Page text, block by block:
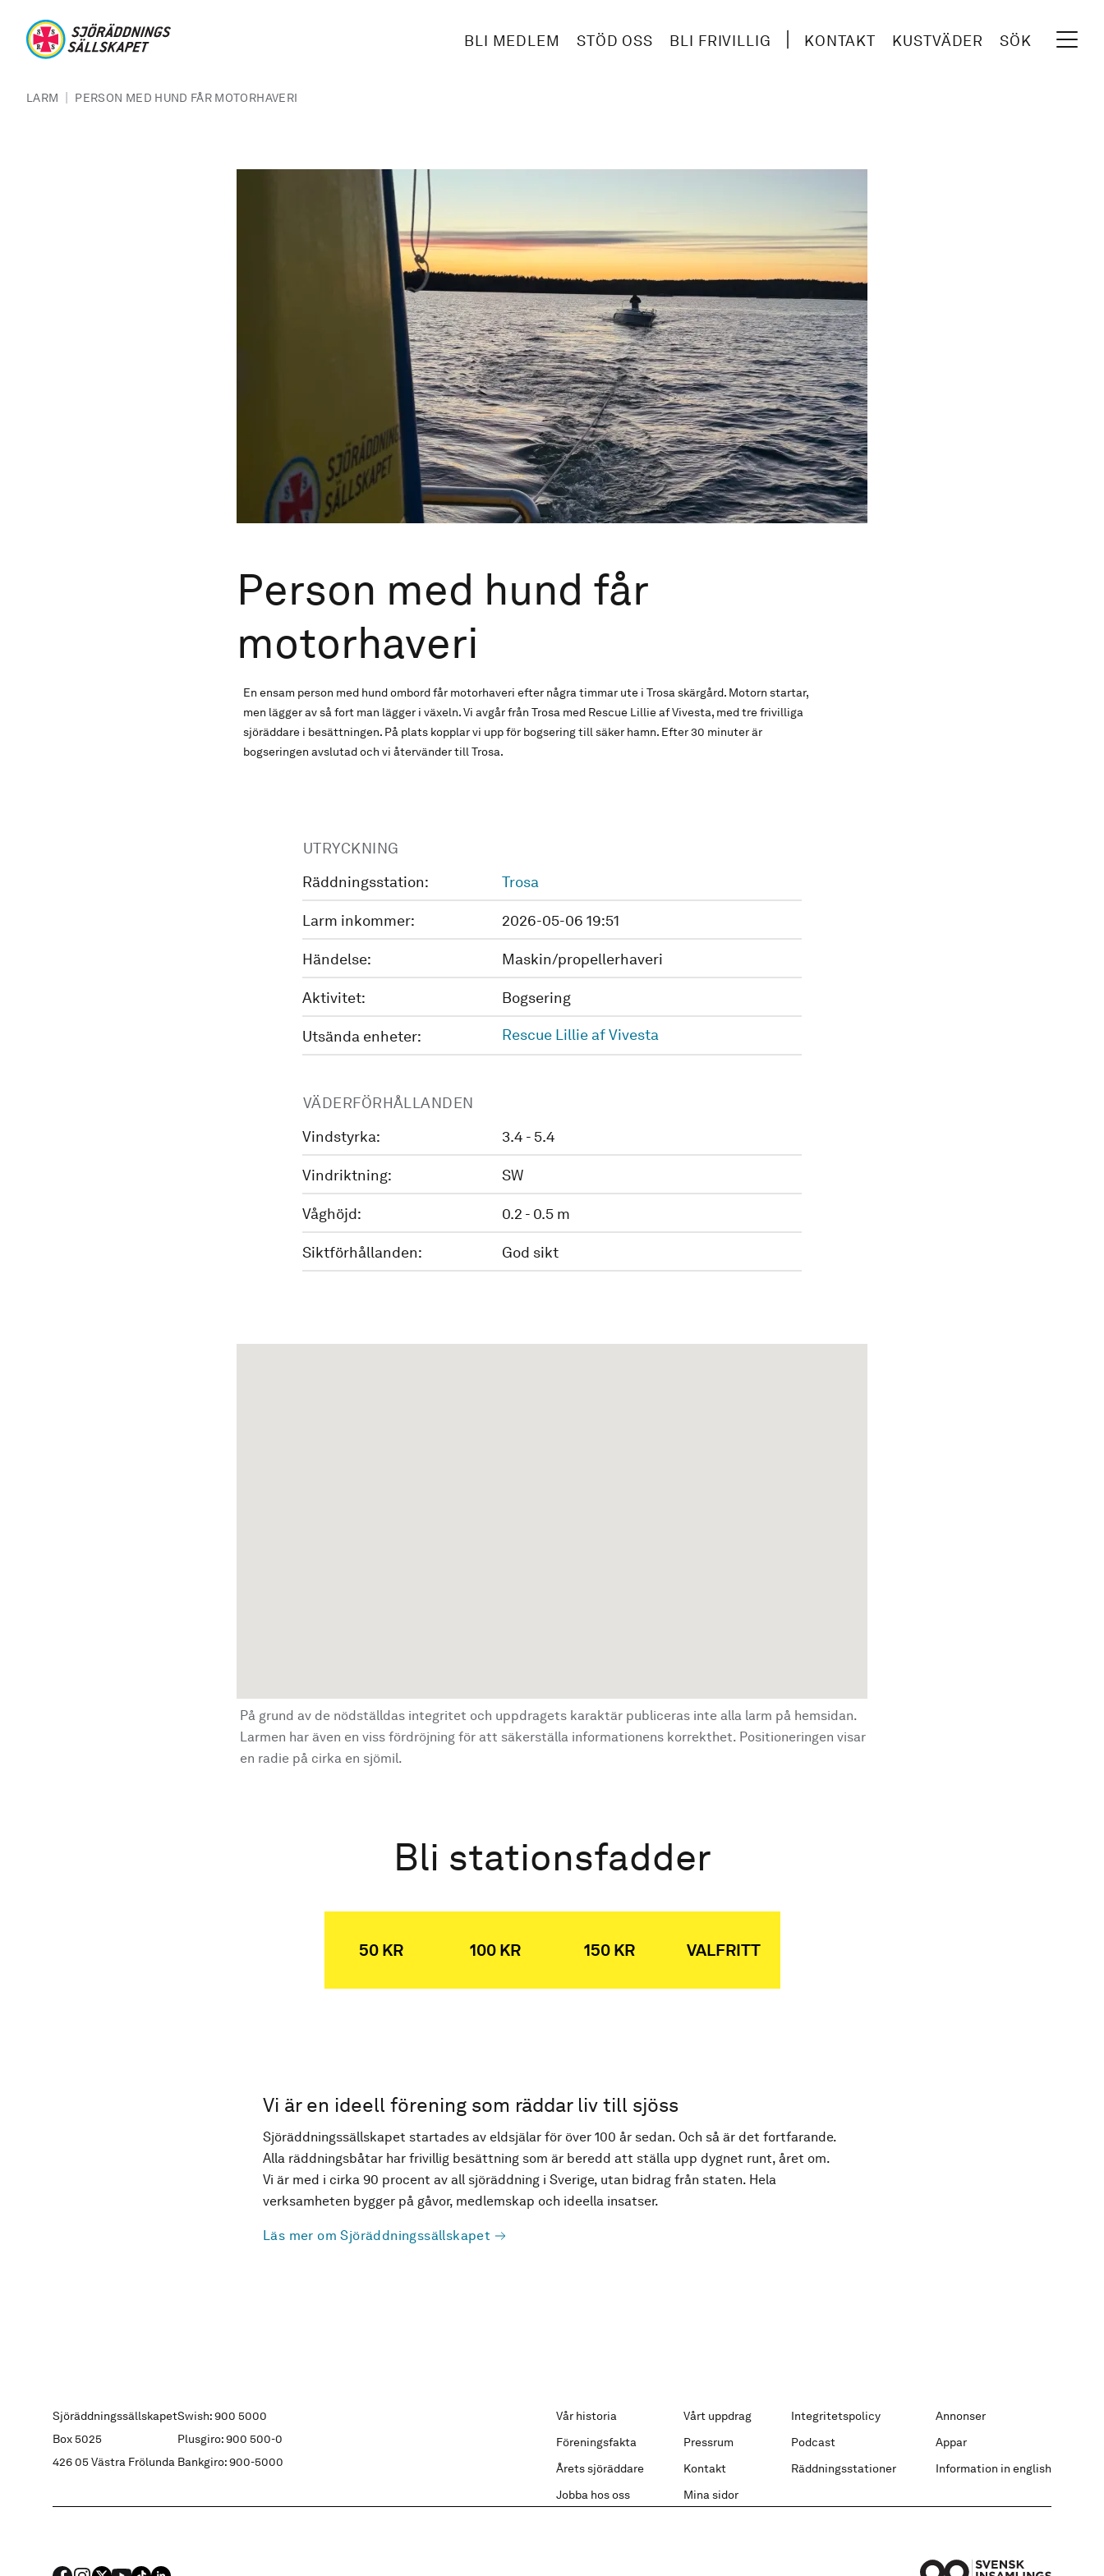
BLI MEDLEM STÖD OSS BLI FRIVILLIG KONTAKT KUSTVÄDER SÖK
LARM | PERSON MED HUND FÅR MOTORHAVERI
Person med hund får
motorhaveri
En ensam person med hund ombord får motorhaveri efter några timmar ute i Trosa skärgård. Motorn startar,
men lägger av så fort man lägger i växeln. Vi avgår från Trosa med Rescue Lillie af Vivesta, med tre frivilliga
sjöräddare i besättningen. På plats kopplar vi upp för bogsering till säker hamn. Efter 30 minuter är
bogseringen avslutad och vi återvänder till Trosa.
UTRYCKNING
Räddningsstation:
Trosa
Larm inkommer: 2026-05-06 19:51
Händelse: Maskin/propellerhaveri
Aktivitet: Bogsering
Utsända enheter: Rescue Lillie af Vivesta
VÄDERFÖRHÅLLANDEN
Vindstyrka:
3.4 - 5.4
Vindriktning: SW
Våghöjd: 0.2 - 0.5 m
Siktförhållanden: God sikt
På grund av de nödställdas integritet och uppdragets karaktär publiceras inte alla larm på hemsidan.
Larmen har även en viss fördröjning för att säkerställa informationens korrekthet. Positioneringen visar
en radie på cirka en sjömil.
Bli stationsfadder
50 KR 100 KR 150 KR VALFRITT
Vi är en ideell förening som räddar liv till sjöss
Sjöräddningssällskapet startades av eldsjälar för över 100 år sedan. Och så är det fortfarande.
Alla räddningsbåtar har frivillig besättning som är beredd att ställa upp dygnet runt, året om.
Vi är med i cirka 90 procent av all sjöräddning i Sverige, utan bidrag från staten. Hela
verksamheten bygger på gåvor, medlemskap och ideella insatser.
Läs mer om Sjöräddningssällskapet
Sjöräddningssällskapet
Box 5025
426 05 Västra Frölunda
Swish: 900 5000
Plusgiro: 900 500-0
Bankgiro: 900-5000
Vår historia Vårt uppdrag Integritetspolicy
Annonser
Föreningsfakta
Pressrum Podcast
Appar
Årets sjöräddare
Kontakt Räddningsstationer
Information in english
Jobba hos oss
Mina sidor